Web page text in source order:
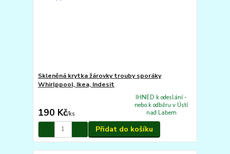
Skleněná krytka žárovky trouby sporáky
Whirlppool, Ikea, Indesit
190 Kč/ks
IHNED k odeslání -
nebo k odběru v Ústí
nad Labem
Přidat do košíku